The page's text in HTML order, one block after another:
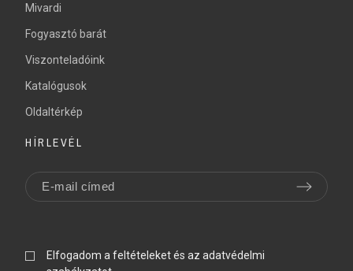
Mivardi
Fogyasztó barát
Viszonteladóink
Katalógusok
Oldaltérkép
HÍRLEVÉL
Elfogadom a feltételeket és az adatvédelmi